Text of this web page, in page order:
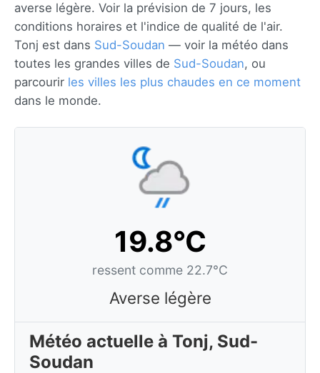
averse légère. Voir la prévision de 7 jours, les
conditions horaires et l'indice de qualité de l'air.
Tonj est dans Sud-Soudan — voir la météo dans
toutes les grandes villes de Sud-Soudan, ou
parcourir les villes les plus chaudes en ce moment
dans le monde.
19.8°C
ressent comme 22.7°C
Averse légère
Météo actuelle à Tonj, Sud-
Soudan